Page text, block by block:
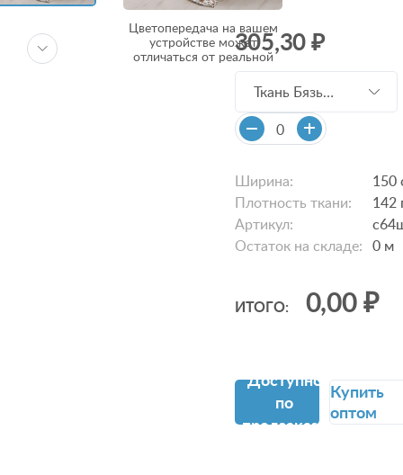
Цветопередача на вашем
устройстве может
отличаться от реальной305,30 ₽
Ткань Бязь
с64шв/с64шв
Ширина:
150
Плотность ткани:
142
Артикул:
Остаток на складе: 0 м
ИТОГО: 0,00 ₽
Доступно
по
предзаказу
Купить
оптом